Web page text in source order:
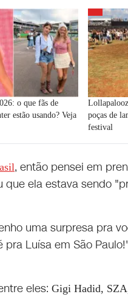
o que fãs de
estão usando? Veja
poças de
festival
, então pensei em
ela estava sendo
uma surpresa pra
Luísa em São
eles: Gigi Hadid,